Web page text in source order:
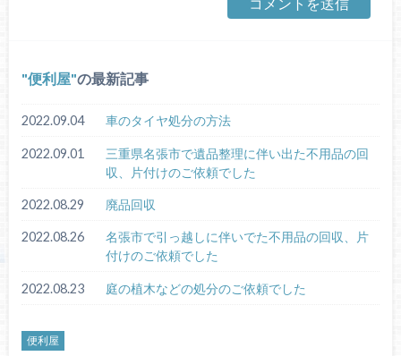
便利屋 の最新記事
2022.09.04 車のタイヤ処分の方法
2022.09.01
三重県名張市で遺品整理に伴い出た不用品の回
収、片付けのご依頼でした
2022.08.29 廃品回収
2022.08.26
名張市で引っ越しに伴いでた不用品の回収、片
付けのご依頼でした
2022.08.23 庭の植木などの処分のご依頼でした
便利屋